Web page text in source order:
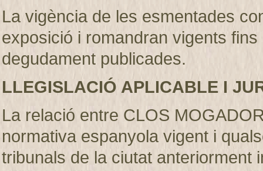
La vigència de les esmentades
exposició i romandran vigents
degudament publicades.
LLEGISLACIÓ APLICABLE I
La relació entre CLOS
normativa espanyola vigent i
tribunals de la ciutat anteriorment